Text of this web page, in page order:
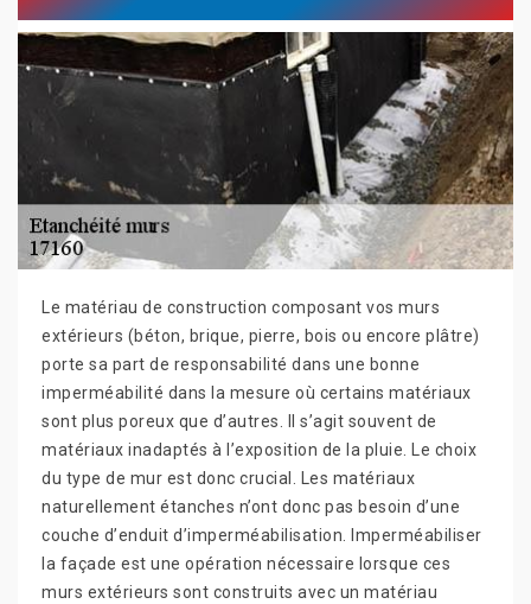
Le matériau de construction composant vos murs
extérieurs (béton, brique, pierre, bois ou encore plâtre)
porte sa part de responsabilité dans une bonne
imperméabilité dans la mesure où certains matériaux
sont plus poreux que d’autres. Il s’agit souvent de
matériaux inadaptés à l’exposition de la pluie. Le choix
du type de mur est donc crucial. Les matériaux
naturellement étanches n’ont donc pas besoin d’une
couche d’enduit d’imperméabilisation. Imperméabiliser
la façade est une opération nécessaire lorsque ces
murs extérieurs sont construits avec un matériau